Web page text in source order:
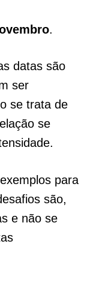
.
datas são
ser
se trata de
se
para
são,
e não se